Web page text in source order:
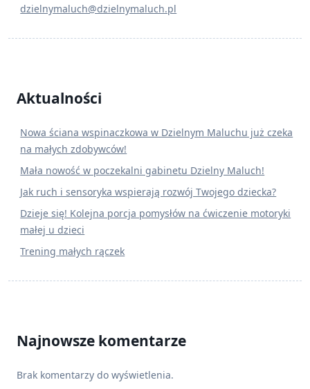
dzielnymaluch@dzielnymaluch.pl
Aktualności
Nowa ściana wspinaczkowa w Dzielnym Maluchu już czeka
na małych zdobywców!
Mała nowość w poczekalni gabinetu Dzielny Maluch!
Jak ruch i sensoryka wspierają rozwój Twojego dziecka?
Dzieje się! Kolejna porcja pomysłów na ćwiczenie motoryki
małej u dzieci
Trening małych rączek
Najnowsze komentarze
Brak komentarzy do wyświetlenia.